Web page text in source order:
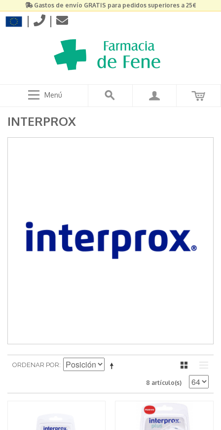
Gastos de envío GRATIS para pedidos superiores a 25€
| |
Menú
INTERPROX
ORDENAR POR
8 artículo(s)